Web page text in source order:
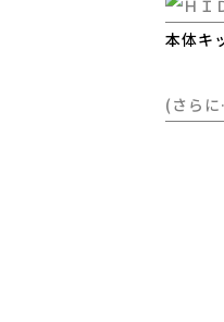
本体キ
(さら